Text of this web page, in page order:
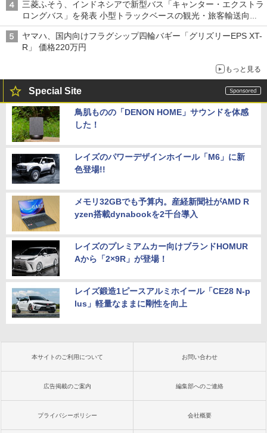
三菱ふそう、インドネシアで新型バス「キャンター・エクストラ
ロングバス」を発表 小型トラックベースの観光・旅客輸送向け
バス
ヤマハ、国内向けフラグシップ四輪バギー「グリズリーEPS XT-
R」 価格220万円
もっと見る
Special Site
鳥肌ものの「DENON HOME」サウンドを体感
した！
レイズのパワーデザインホイール「M6」に新
色登場!!
メモリ32GBでも予算内。産経新聞社がAMD R
yzen搭載dynabookを2千台導入
レイズのプレミアムカー向けブランドHOMUR
Aから「2×9R」が登場！
レイズ鍛造1ピースアルミホイール「CE28 N-p
lus」軽量なままに剛性を向上
本サイトのご利用について お問い合わせ
広告掲載のご案内 編集部へのご連絡
プライバシーポリシー 会社概要